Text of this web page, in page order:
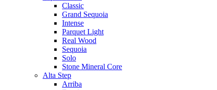
Classic
Grand Sequoia
Intense
Parquet Light
Real Wood
Sequoia
Solo
Stone Mineral Core
Alta Step
Arriba